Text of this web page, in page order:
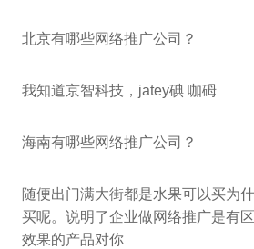
北京有哪些网络推广公司？
我知道京智科技，jatey碘 咖砪
海南有哪些网络推广公司？
随便出门满大街都是水果可以买为
买呢。说明了企业做网络推广是有
效果的产品对你